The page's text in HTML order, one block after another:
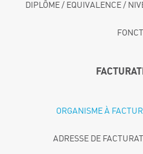
DIPLÔME / EQUIVALENCE /
ORGANISME À
ADRESSE DE